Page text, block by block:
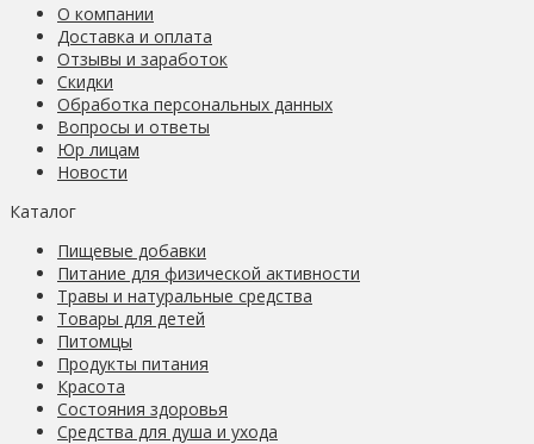
О компании
Доставка и оплата
Отзывы и заработок
Скидки
Обработка персональных данных
Вопросы и ответы
Юр лицам
Новости
Каталог
Пищевые добавки
Питание для физической активности
Травы и натуральные средства
Товары для детей
Питомцы
Продукты питания
Красота
Состояния здоровья
Средства для душа и ухода